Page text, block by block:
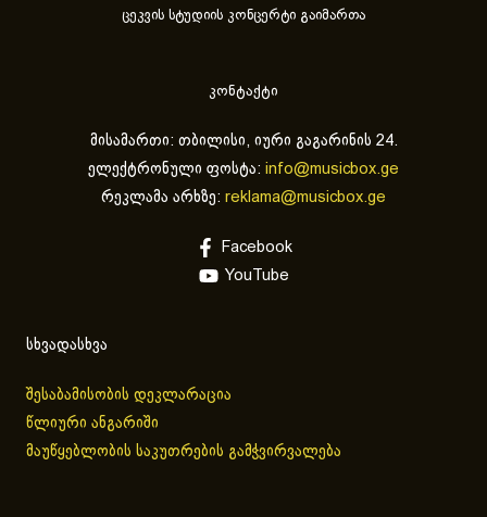
ცეკვის სტუდიის კონცერტი გაიმართა
კონტაქტი
მისამართი: თბილისი, იური გაგარინის 24.
ელექტრონული ფოსტა: info@musicbox.ge
რეკლამა არხზე: reklama@musicbox.ge
Facebook
YouTube
სხვადასხვა
შესაბამისობის დეკლარაცია
წლიური ანგარიში
მაუწყებლობის საკუთრების გამჭვირვალება